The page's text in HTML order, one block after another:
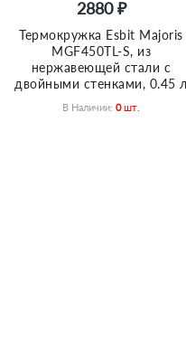
2880 ₽
Термокружка Esbit Majoris
MGF450TL-S, из
нержавеющей стали с
двойными стенками, 0.45 л
В Наличии: 0 Шт.